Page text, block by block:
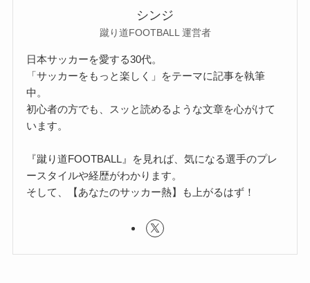
シンジ
蹴り道FOOTBALL 運営者
日本サッカーを愛する30代。
「サッカーをもっと楽しく」をテーマに記事を執筆
中。
初心者の方でも、スッと読めるような文章を心がけて
います。
『蹴り道FOOTBALL』を見れば、気になる選手のプレ
ースタイルや経歴がわかります。
そして、【あなたのサッカー熱】も上がるはず！